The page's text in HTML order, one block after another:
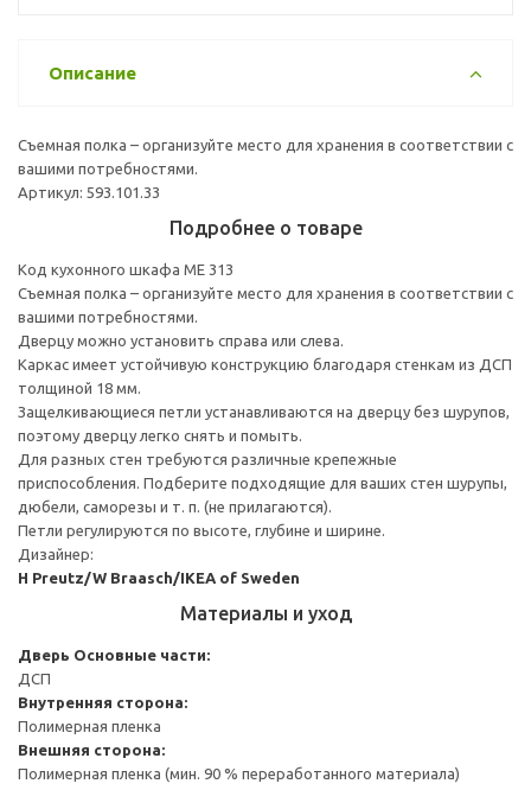
Описание
Съемная полка – организуйте место для хранения в соответствии с
вашими потребностями.
Артикул: 593.101.33
Подробнее о товаре
Код кухонного шкафа ME 313
Съемная полка – организуйте место для хранения в соответствии с
вашими потребностями.
Дверцу можно установить справа или слева.
Каркас имеет устойчивую конструкцию благодаря стенкам из ДСП
толщиной 18 мм.
Защелкивающиеся петли устанавливаются на дверцу без шурупов,
поэтому дверцу легко снять и помыть.
Для разных стен требуются различные крепежные
приспособления. Подберите подходящие для ваших стен шурупы,
дюбели, саморезы и т. п. (не прилагаются).
Петли регулируются по высоте, глубине и ширине.
Дизайнер:
H Preutz/W Braasch/IKEA of Sweden
Материалы и уход
Дверь Основные части:
ДСП
Внутренняя сторона:
Полимерная пленка
Внешняя сторона:
Полимерная пленка (мин. 90 % переработанного материала)